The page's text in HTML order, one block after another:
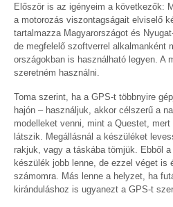
Először is az igényeim a következők:
a motorozás viszontagságait elviselő
tartalmazza Magyarországot és
de megfelelő szoftverrel alkalmanként
országokban is használható legyen. A
szeretném használni.
Toma szerint, ha a GPS-t többnyire
hajón – használjuk, akkor célszerű a
modelleket venni, mint a Questet,
látszik. Megállásnál a készüléket
rakjuk, vagy a táskába tömjük. Ebből
készülék jobb lenne, de ezzel véget is
számomra. Más lenne a helyzet, ha
kiránduláshoz is ugyanezt a GPS-t